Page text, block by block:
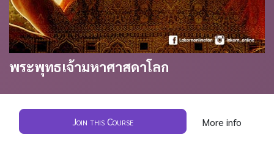
พระพุทธเจ้า​มหาศาสดา​โลก
Join this Course More info